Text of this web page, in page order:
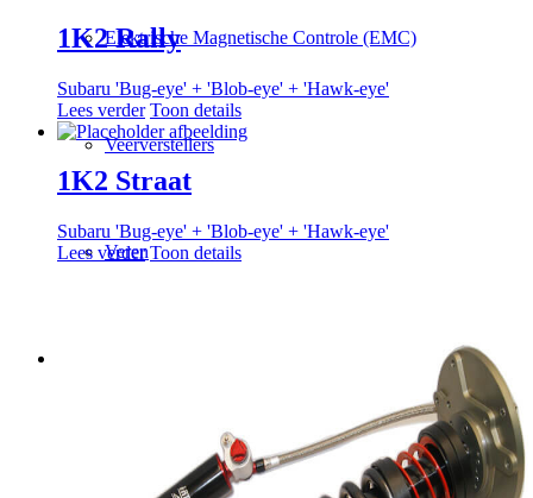
Elektrische Magnetische Controle (EMC)
Veerverstellers
Veren
Wielophanging terminologie
1K2 Rally
Subaru 'Bug-eye' + 'Blob-eye' + 'Hawk-eye'
Lees verder Toon details
1K2 Straat
Subaru 'Bug-eye' + 'Blob-eye' + 'Hawk-eye'
Lees verder Toon details